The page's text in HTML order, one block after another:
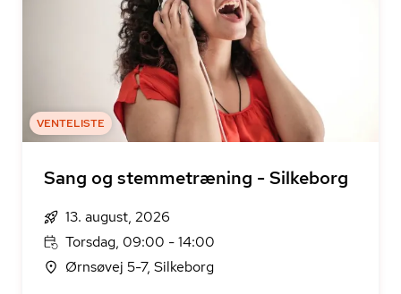
VENTELISTE
Sang og stemmetræning - Silkeborg
13. august, 2026
Torsdag, 09:00 - 14:00
Ørnsøvej 5-7, Silkeborg